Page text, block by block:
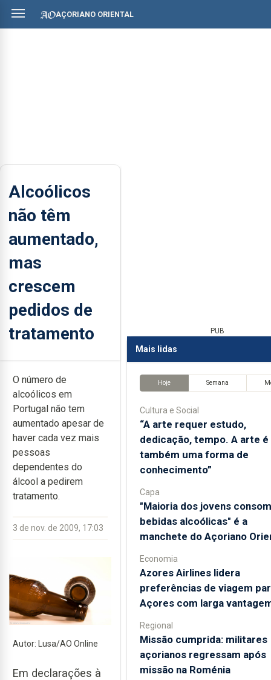
AÇORIANO ORIENTAL
Alcoólicos
não têm
aumentado,
mas
crescem
pedidos de
tratamento
O número de
alcoólicos em
Portugal não tem
aumentado apesar de
haver cada vez mais
pessoas
dependentes do
álcool a pedirem
tratamento.
3 de nov. de 2009, 17:03
Autor: Lusa/AO Online
Em declarações à
PUB
Mais lidas
Hoje Semana
Cultura e Social
“A arte requer estudo,
dedicação, tempo. A arte é
também uma forma de
conhecimento”
Capa
"Maioria dos jovens
bebidas alcoólicas" é a
manchete do Açoriano
Economia
Azores Airlines lidera
preferências de viagem
Açores com larga
Regional
Missão cumprida: militares
açorianos regressam após
missão na Roménia